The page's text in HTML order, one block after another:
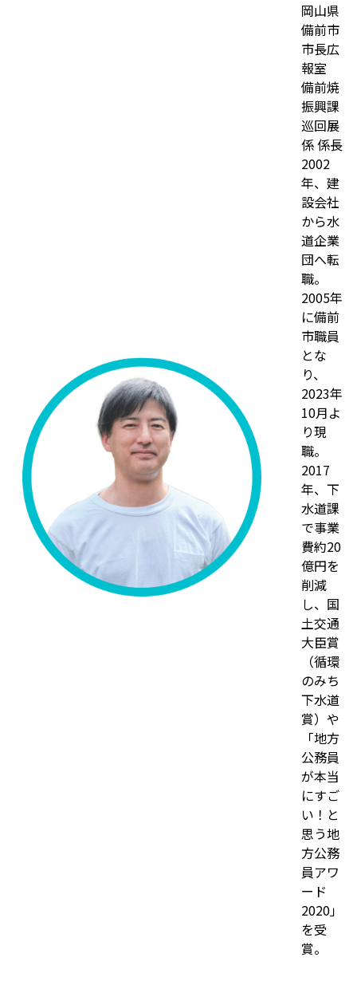
岡山県
備前市
市長広
報室
備前焼
振興課
巡回展
係 係長
2002
年、建
設会社
から水
道企業
団へ転
職。
2005年
に備前
市職員
とな
り、
2023年
10月よ
り現
職。
2017
年、下
水道課
で事業
費約20
億円を
削減
し、国
土交通
大臣賞
（循環
のみち
下水道
賞）や
「地方
公務員
が本当
にすご
い！と
思う地
方公務
員アワ
ード
2020」
を受
賞。